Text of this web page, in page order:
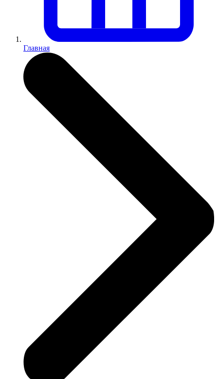
Главная